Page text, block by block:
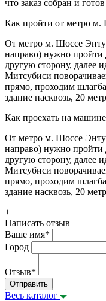
что заказ собран и
Как пройти от метро м.
От метро м. Шоссе
направо) нужно пройти
другую сторону, далее
Митсубиси
прямо, проходим
здание насквозь, 20
Как проехать на машине
От метро м. Шоссе
направо) нужно пройти
другую сторону, далее
Митсубиси
прямо, проходим
здание насквозь, 20
+
Написать отзыв
Ваше имя*
Город
Отзыв*
Отправить
Весь каталог